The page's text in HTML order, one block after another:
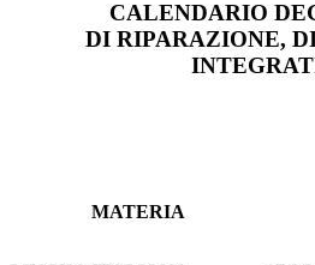
CALENDARIO
DI RIPARAZIONE,
MATERIA